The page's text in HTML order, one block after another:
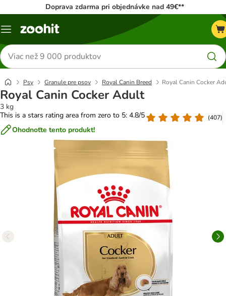
Doprava zdarma pri objednávke nad 49€**
Kategórie
Hľadať
produkty
Psy Granule pre psov Royal Canin Breed Royal Canin Cocker
Royal Canin Cocker Adult
3 kg
This is a stars rating area from zero to 5: 4.8/5
(407)
Ohodnoťte tento produkt!